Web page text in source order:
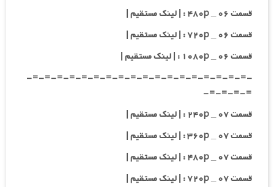
قسمت ۰۶ _ ۴۸۰p : | لینک مستقیم |
قسمت ۰۶ _ ۷۲۰p : | لینک مستقیم |
قسمت ۰۶ _ ۱۰۸۰p : | لینک مستقیم |
-=-=-=-=-=-=-=-=-=-=-=-=-=-=-=-=-=-=-
=-=-=-=-
قسمت ۰۷ _ ۲۴۰p : | لینک مستقیم |
قسمت ۰۷ _ ۳۶۰p : | لینک مستقیم |
قسمت ۰۷ _ ۴۸۰p : | لینک مستقیم |
قسمت ۰۷ _ ۷۲۰p : | لینک مستقیم |